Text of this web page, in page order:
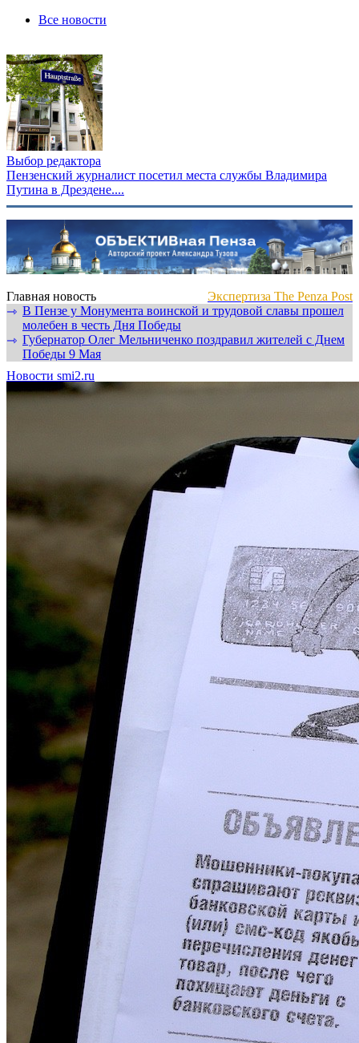
Все новости
Выбор редактора
Пензенский журналист посетил места службы Владимира
Путина в Дрездене....
Главная новость
Экспертиза The Penza Post
⇾ В Пензе у Монумента воинской и трудовой славы прошел
молебен в честь Дня Победы
⇾ Губернатор Олег Мельниченко поздравил жителей с Днем
Победы 9 Мая
Новости smi2.ru